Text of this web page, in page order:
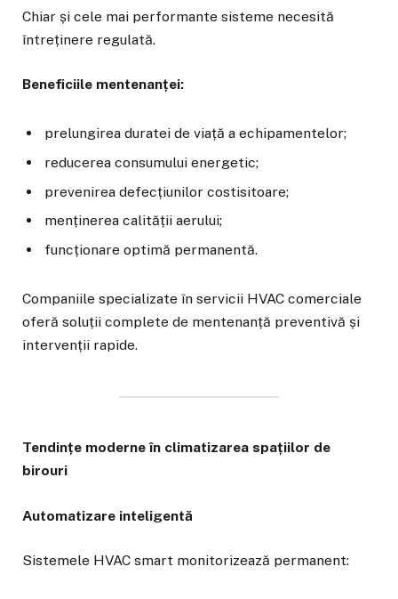
Chiar și cele mai performante sisteme necesită
întreținere regulată.
Beneficiile mentenanței:
prelungirea duratei de viață a echipamentelor;
reducerea consumului energetic;
prevenirea defecțiunilor costisitoare;
menținerea calității aerului;
funcționare optimă permanentă.
Companiile specializate în servicii HVAC comerciale
oferă soluții complete de mentenanță preventivă și
intervenții rapide.
Tendințe moderne în climatizarea spațiilor de
birouri
Automatizare inteligentă
Sistemele HVAC smart monitorizează permanent: